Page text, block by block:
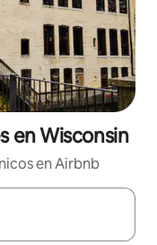
en Wisconsin
en Airbnb
navegá con las